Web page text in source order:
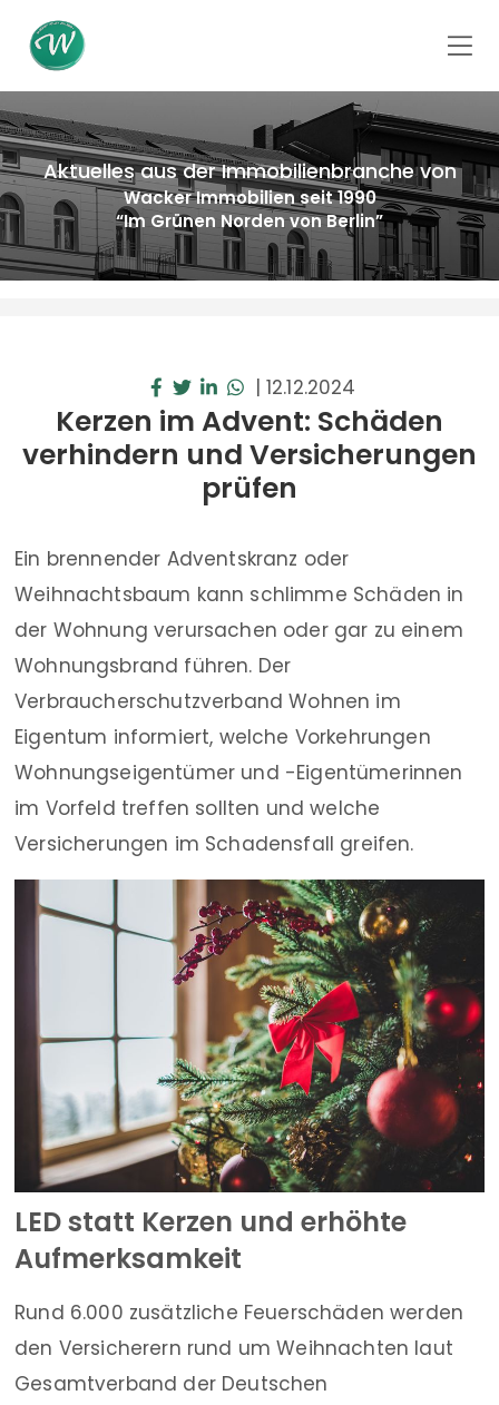
Aktuelles aus der Immobilienbranche von
Wacker Immobilien seit 1990
“Im Grünen Norden von Berlin”
| 12.12.2024
Kerzen im Advent: Schäden
verhindern und Versicherungen
prüfen
Ein brennender Adventskranz oder
Weihnachtsbaum kann schlimme Schäden in
der Wohnung verursachen oder gar zu einem
Wohnungsbrand führen. Der
Verbraucherschutzverband Wohnen im
Eigentum informiert, welche Vorkehrungen
Wohnungseigentümer und -Eigentümerinnen
im Vorfeld treffen sollten und welche
Versicherungen im Schadensfall greifen.
LED statt Kerzen und erhöhte
Aufmerksamkeit
Rund 6.000 zusätzliche Feuerschäden werden
den Versicherern rund um Weihnachten laut
Gesamtverband der Deutschen